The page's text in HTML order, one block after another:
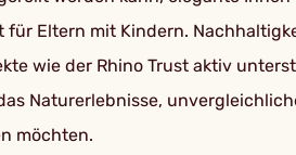
Eltern mit Kindern.
wie der Rhino Trust aktiv
Naturerlebnisse,
möchten.